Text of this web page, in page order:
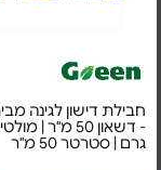
גרם | סטרטר 50 מ"ר